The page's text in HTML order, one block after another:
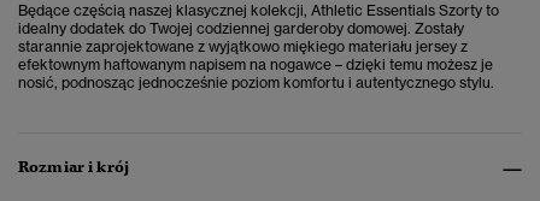
Będące częścią naszej klasycznej kolekcji, Athletic Essentials Szorty to
idealny dodatek do Twojej codziennej garderoby domowej. Zostały
starannie zaprojektowane z wyjątkowo miękiego materiału jersey z
efektownym haftowanym napisem na nogawce – dzięki temu możesz je
nosić, podnosząc jednocześnie poziom komfortu i autentycznego stylu.
Rozmiar i krój